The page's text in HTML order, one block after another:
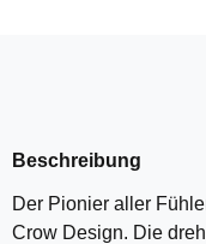
Beschreibung
Der Pionier aller
Crow Design. Die